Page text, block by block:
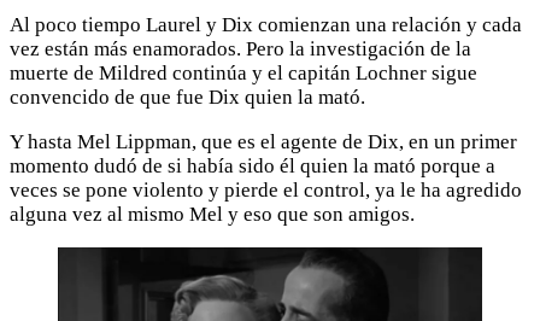
Al poco tiempo Laurel y Dix comienzan una relación y cada
vez están más enamorados. Pero la investigación de la
muerte de Mildred continúa y el capitán Lochner sigue
convencido de que fue Dix quien la mató.
Y hasta Mel Lippman, que es el agente de Dix, en un primer
momento dudó de si había sido él quien la mató porque a
veces se pone violento y pierde el control, ya le ha agredido
alguna vez al mismo Mel y eso que son amigos.